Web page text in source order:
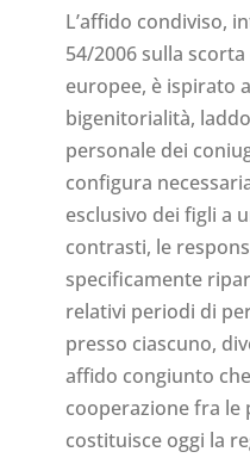
L’affido condiviso,
54/2006 sulla
europee, è ispirato
bigenitorialità,
personale dei
configura
esclusivo dei figli a
contrasti, le
specificamente
relativi periodi di
presso ciascuno,
affido congiunto
cooperazione fra
costituisce oggi la